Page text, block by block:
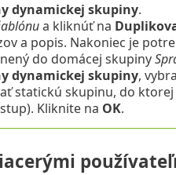
dynamickej skupiny.
a kliknúť na
a popis. Nakoniec je
do domácej skupiny
dynamickej skupiny,
statickú skupinu, do
Kliknite na OK.